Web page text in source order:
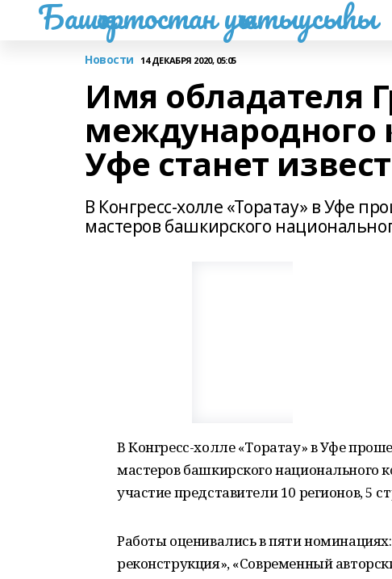
Башҡортостан уҡытыусыһы
Новости 14 ДЕКАБРЯ 2020, 05:05
Имя обладателя
международного
Уфе станет
В Конгресс-холле «Торатау» в Уфе
мастеров башкирского
В Конгресс-холле «Торатау» в Уфе
мастеров башкирского национального
участие представители 10 регионов, 5
Работы оценивались в пяти
реконструкция», «Современный